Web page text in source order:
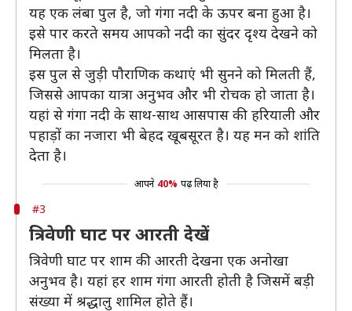
यह एक लंबा पुल है, जो गंगा नदी के ऊपर बना हुआ है।
इसे पार करते समय आपको नदी का सुंदर दृश्य देखने को
मिलता है।
इस पुल से जुड़ी पौराणिक कथाएं भी सुनने को मिलती हैं,
जिससे आपका यात्रा अनुभव और भी रोचक हो जाता है।
यहां से गंगा नदी के साथ-साथ आसपास की हरियाली और
पहाड़ों का नजारा भी बेहद खूबसूरत है। यह मन को शांति
देता है।
आपने 40% पढ़ लिया है
#3
त्रिवेणी घाट पर आरती देखें
त्रिवेणी घाट पर शाम की आरती देखना एक अनोखा
अनुभव है। यहां हर शाम गंगा आरती होती है जिसमें बड़ी
संख्या में श्रद्धालु शामिल होते हैं।